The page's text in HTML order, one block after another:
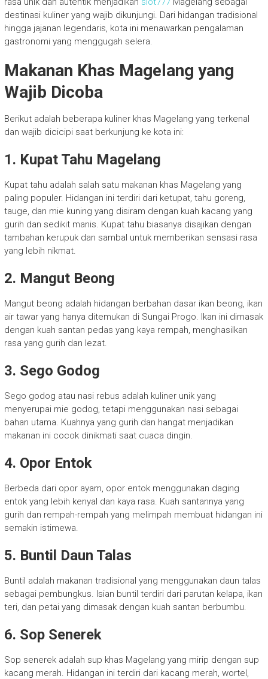
destinasi kuliner yang wajib dikunjungi. Dari hidangan tradisional
hingga jajanan legendaris, kota ini menawarkan pengalaman
gastronomi yang menggugah selera.
Makanan Khas Magelang yang
Wajib Dicoba
Berikut adalah beberapa kuliner khas Magelang yang terkenal
dan wajib dicicipi saat berkunjung ke kota ini:
1. Kupat Tahu Magelang
Kupat tahu adalah salah satu makanan khas Magelang yang
paling populer. Hidangan ini terdiri dari ketupat, tahu goreng,
tauge, dan mie kuning yang disiram dengan kuah kacang yang
gurih dan sedikit manis. Kupat tahu biasanya disajikan dengan
tambahan kerupuk dan sambal untuk memberikan sensasi rasa
yang lebih nikmat.
2. Mangut Beong
Mangut beong adalah hidangan berbahan dasar ikan beong, ikan
air tawar yang hanya ditemukan di Sungai Progo. Ikan ini dimasak
dengan kuah santan pedas yang kaya rempah, menghasilkan
rasa yang gurih dan lezat.
3. Sego Godog
Sego godog atau nasi rebus adalah kuliner unik yang
menyerupai mie godog, tetapi menggunakan nasi sebagai
bahan utama. Kuahnya yang gurih dan hangat menjadikan
makanan ini cocok dinikmati saat cuaca dingin.
4. Opor Entok
Berbeda dari opor ayam, opor entok menggunakan daging
entok yang lebih kenyal dan kaya rasa. Kuah santannya yang
gurih dan rempah-rempah yang melimpah membuat hidangan ini
semakin istimewa.
5. Buntil Daun Talas
Buntil adalah makanan tradisional yang menggunakan daun talas
sebagai pembungkus. Isian buntil terdiri dari parutan kelapa, ikan
teri, dan petai yang dimasak dengan kuah santan berbumbu.
6. Sop Senerek
Sop senerek adalah sup khas Magelang yang mirip dengan sup
kacang merah. Hidangan ini terdiri dari kacang merah, wortel,